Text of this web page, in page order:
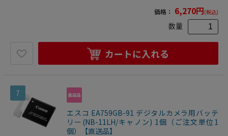
価格： 6,270円(税込)
数量
カートに入れる
7
エスコ EA759GB-91 デジタルカメラ用バッテ
リー(NB-11LH/キャノン) 1個（ご注文単位1
個）【直送品】